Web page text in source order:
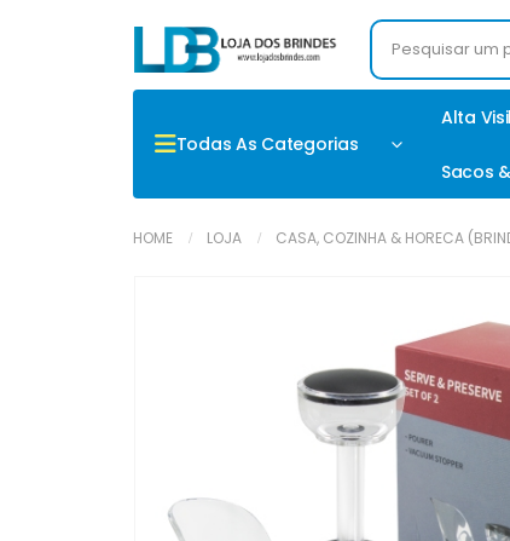
Todas As Categorias
Alta
Sacos
HOME LOJA CASA, COZINHA & HORECA